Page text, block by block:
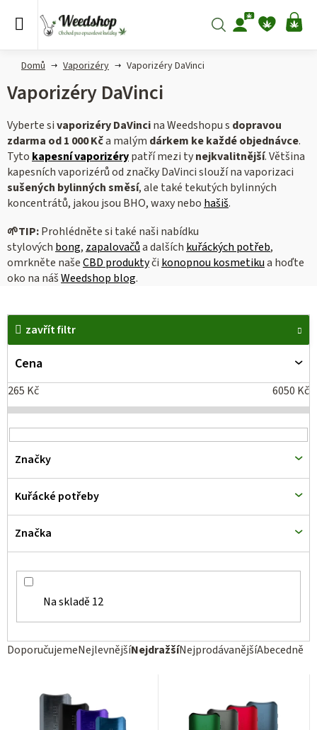
Hledat
Domů Vaporizéry Vaporizéry DaVinci
Vaporizéry DaVinci
Vyberte sivaporizéry DaVincina Weedshopu s dopravou
zdarma od 1 000 Kča malým dárkem ke každé objednávce.
Tyto kapesní vaporizérypatří mezi tynejkvalitnější. Většina
kapesních vaporizérů od značky DaVinci slouží na vaporizaci
sušených bylinných směsí, ale také tekutých bylinných
koncentrátů, jakou jsou BHO, waxy nebo hašiš.
🌱TIP:Prohlédněte si také naši nabídku
stylových bong, zapalovačůa dalších kuřáckých potřeb,
omrkněte našeCBD produktyči konopnou kosmetikua hoďte
oko na nášWeedshop blog.
Ř
DoporučujemeNejlevnějšíNejdražšíNejprodávanějšíAbecedně
zavřít filtr
Cena
265 Kč 6050 Kč
Na skladě 12
Značky
Kuřácké potřeby
Značka
V
p
i
s
p
r
o
d
u
k
t
ů